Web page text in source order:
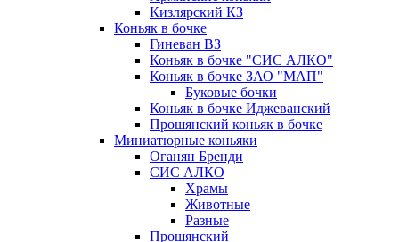
Кизлярский КЗ
Коньяк в бочке
Гиневан ВЗ
Коньяк в бочке "СИС АЛКО"
Коньяк в бочке ЗАО "МАП"
Буковые бочки
Коньяк в бочке Иджеванский
Прошянский коньяк в бочке
Миниатюрные коньяки
Оганян Бренди
СИС АЛКО
Храмы
Животные
Разные
Прошянский